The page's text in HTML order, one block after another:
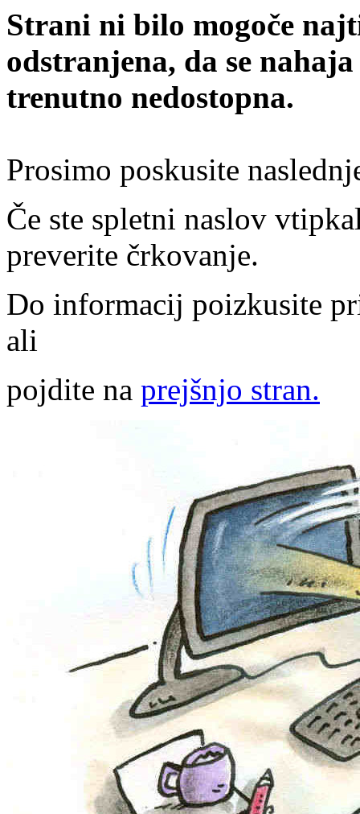
Strani ni bilo mogoče
odstranjena, da se
trenutno nedostopna.
Prosimo poskusite
Če ste spletni naslov
preverite črkovanje.
Do informacij poizkusite
ali
pojdite na prejšnjo stran.